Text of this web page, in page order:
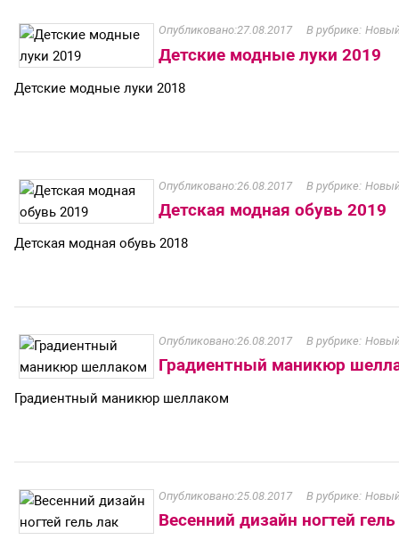
27.08.2017
Детские модные луки 2019
Детские модные луки 2018
26.08.2017
Детская модная обувь 2019
Детская модная обувь 2018
26.08.2017
Градиентный маникюр
Градиентный маникюр шеллаком
25.08.2017
Весенний дизайн ногтей